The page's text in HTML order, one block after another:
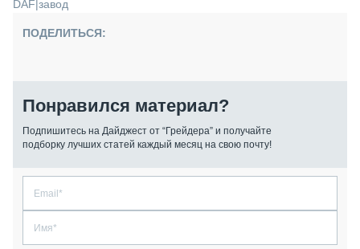
DAF|завод
ПОДЕЛИТЬСЯ:
Понравился материал?
Подпишитесь на Дайджест от “Грейдера” и получайте
подборку лучших статей каждый месяц на свою почту!